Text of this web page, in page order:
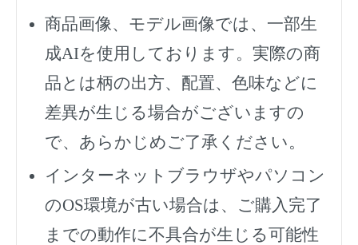
商品画像、モデル画像では、一部生
成AIを使用しております。実際の商
品とは柄の出方、配置、色味などに
差異が生じる場合がございますの
で、あらかじめご了承ください。
インターネットブラウザやパソコン
のOS環境が古い場合は、ご購入完了
までの動作に不具合が生じる可能性